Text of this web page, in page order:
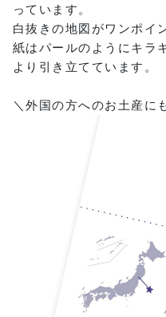
っています。
白抜きの地図がワンポイ
紙はパールのようにキラ
より引き立てています。
＼外国の方へのお土産に